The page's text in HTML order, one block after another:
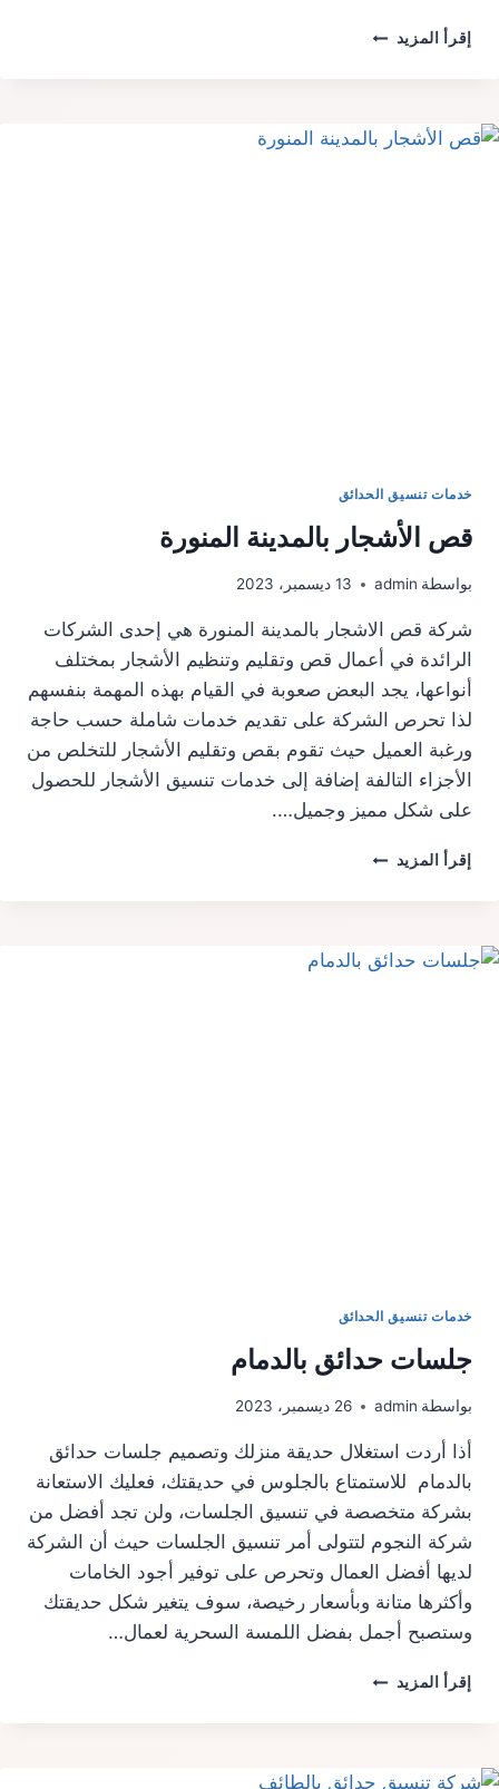
إقرأ المزيد شركة
خدمات تنسيق الحدائق
قص الأشجار بالمدينة المنورة
بواسطة admin 13 ديسمبر، 2023
شركة قص الاشجار بالمدينة المنورة هي إحدى الشركات
الرائدة في أعمال قص وتقليم وتنظيم الأشجار بمختلف
أنواعها، يجد البعض صعوبة في القيام بهذه المهمة بنفسهم
لذا تحرص الشركة على تقديم خدمات شاملة حسب حاجة
ورغبة العميل حيث تقوم بقص وتقليم الأشجار للتخلص من
الأجزاء التالفة إضافة إلى خدمات تنسيق الأشجار للحصول
على شكل مميز وجميل….
إقرأ المزيد قص
خدمات تنسيق الحدائق
جلسات حدائق بالدمام
بواسطة admin 26 ديسمبر، 2023
أذا أردت استغلال حديقة منزلك وتصميم جلسات حدائق
بالدمام للاستمتاع بالجلوس في حديقتك، فعليك الاستعانة
بشركة متخصصة في تنسيق الجلسات، ولن تجد أفضل من
شركة النجوم لتتولى أمر تنسيق الجلسات حيث أن الشركة
لديها أفضل العمال وتحرص على توفير أجود الخامات
وأكثرها متانة وبأسعار رخيصة، سوف يتغير شكل حديقتك
وستصبح أجمل بفضل اللمسة السحرية لعمال…
إقرأ المزيد جلسات